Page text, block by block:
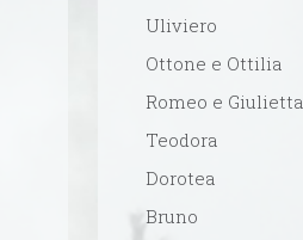
Uliviero
Ottone e Ottilia
Romeo e Giulietta
Teodora
Dorotea
Bruno